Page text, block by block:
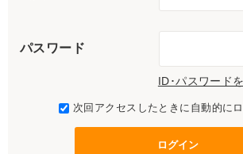
パスワード
ID･パスワード
次回アクセスしたときに自動的に